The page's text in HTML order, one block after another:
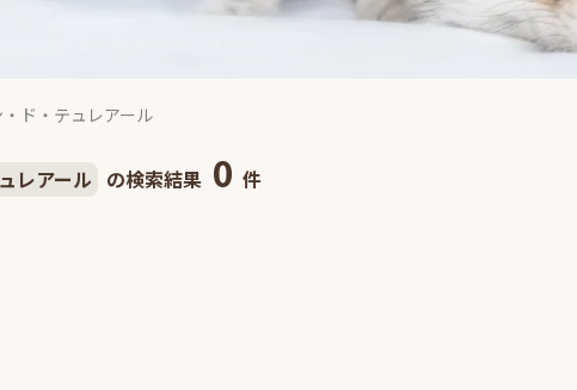
・ド・テュレアール
レアール の検索結果 0 件